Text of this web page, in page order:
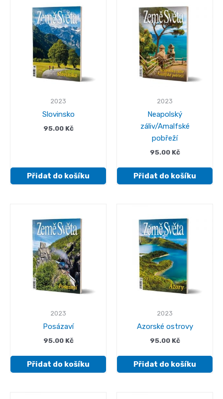
2023
Slovinsko
95.00 Kč
Přidat do košíku
2023
Neapolský
záliv/Amalfské
pobřeží
95.00 Kč
Přidat do košíku
2023
Posázaví
95.00 Kč
Přidat do košíku
2023
Azorské ostrovy
95.00 Kč
Přidat do košíku